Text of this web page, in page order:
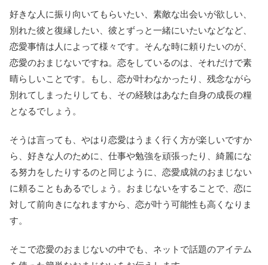
好きな人に振り向いてもらいたい、素敵な出会いが欲しい、
別れた彼と復縁したい、彼とずっと一緒にいたいなどなど、
恋愛事情は人によって様々です。そんな時に頼りたいのが、
恋愛のおまじないですね。恋をしているのは、それだけで素
晴らしいことです。もし、恋が叶わなかったり、残念ながら
別れてしまったりしても、その経験はあなた自身の成長の糧
となるでしょう。
そうは言っても、やはり恋愛はうまく行く方が楽しいですか
ら、好きな人のために、仕事や勉強を頑張ったり、綺麗にな
る努力をしたりするのと同じように、恋愛成就のおまじない
に頼ることもあるでしょう。おまじないをすることで、恋に
対して前向きになれますから、恋が叶う可能性も高くなりま
す。
そこで恋愛のおまじないの中でも、ネットで話題のアイテム